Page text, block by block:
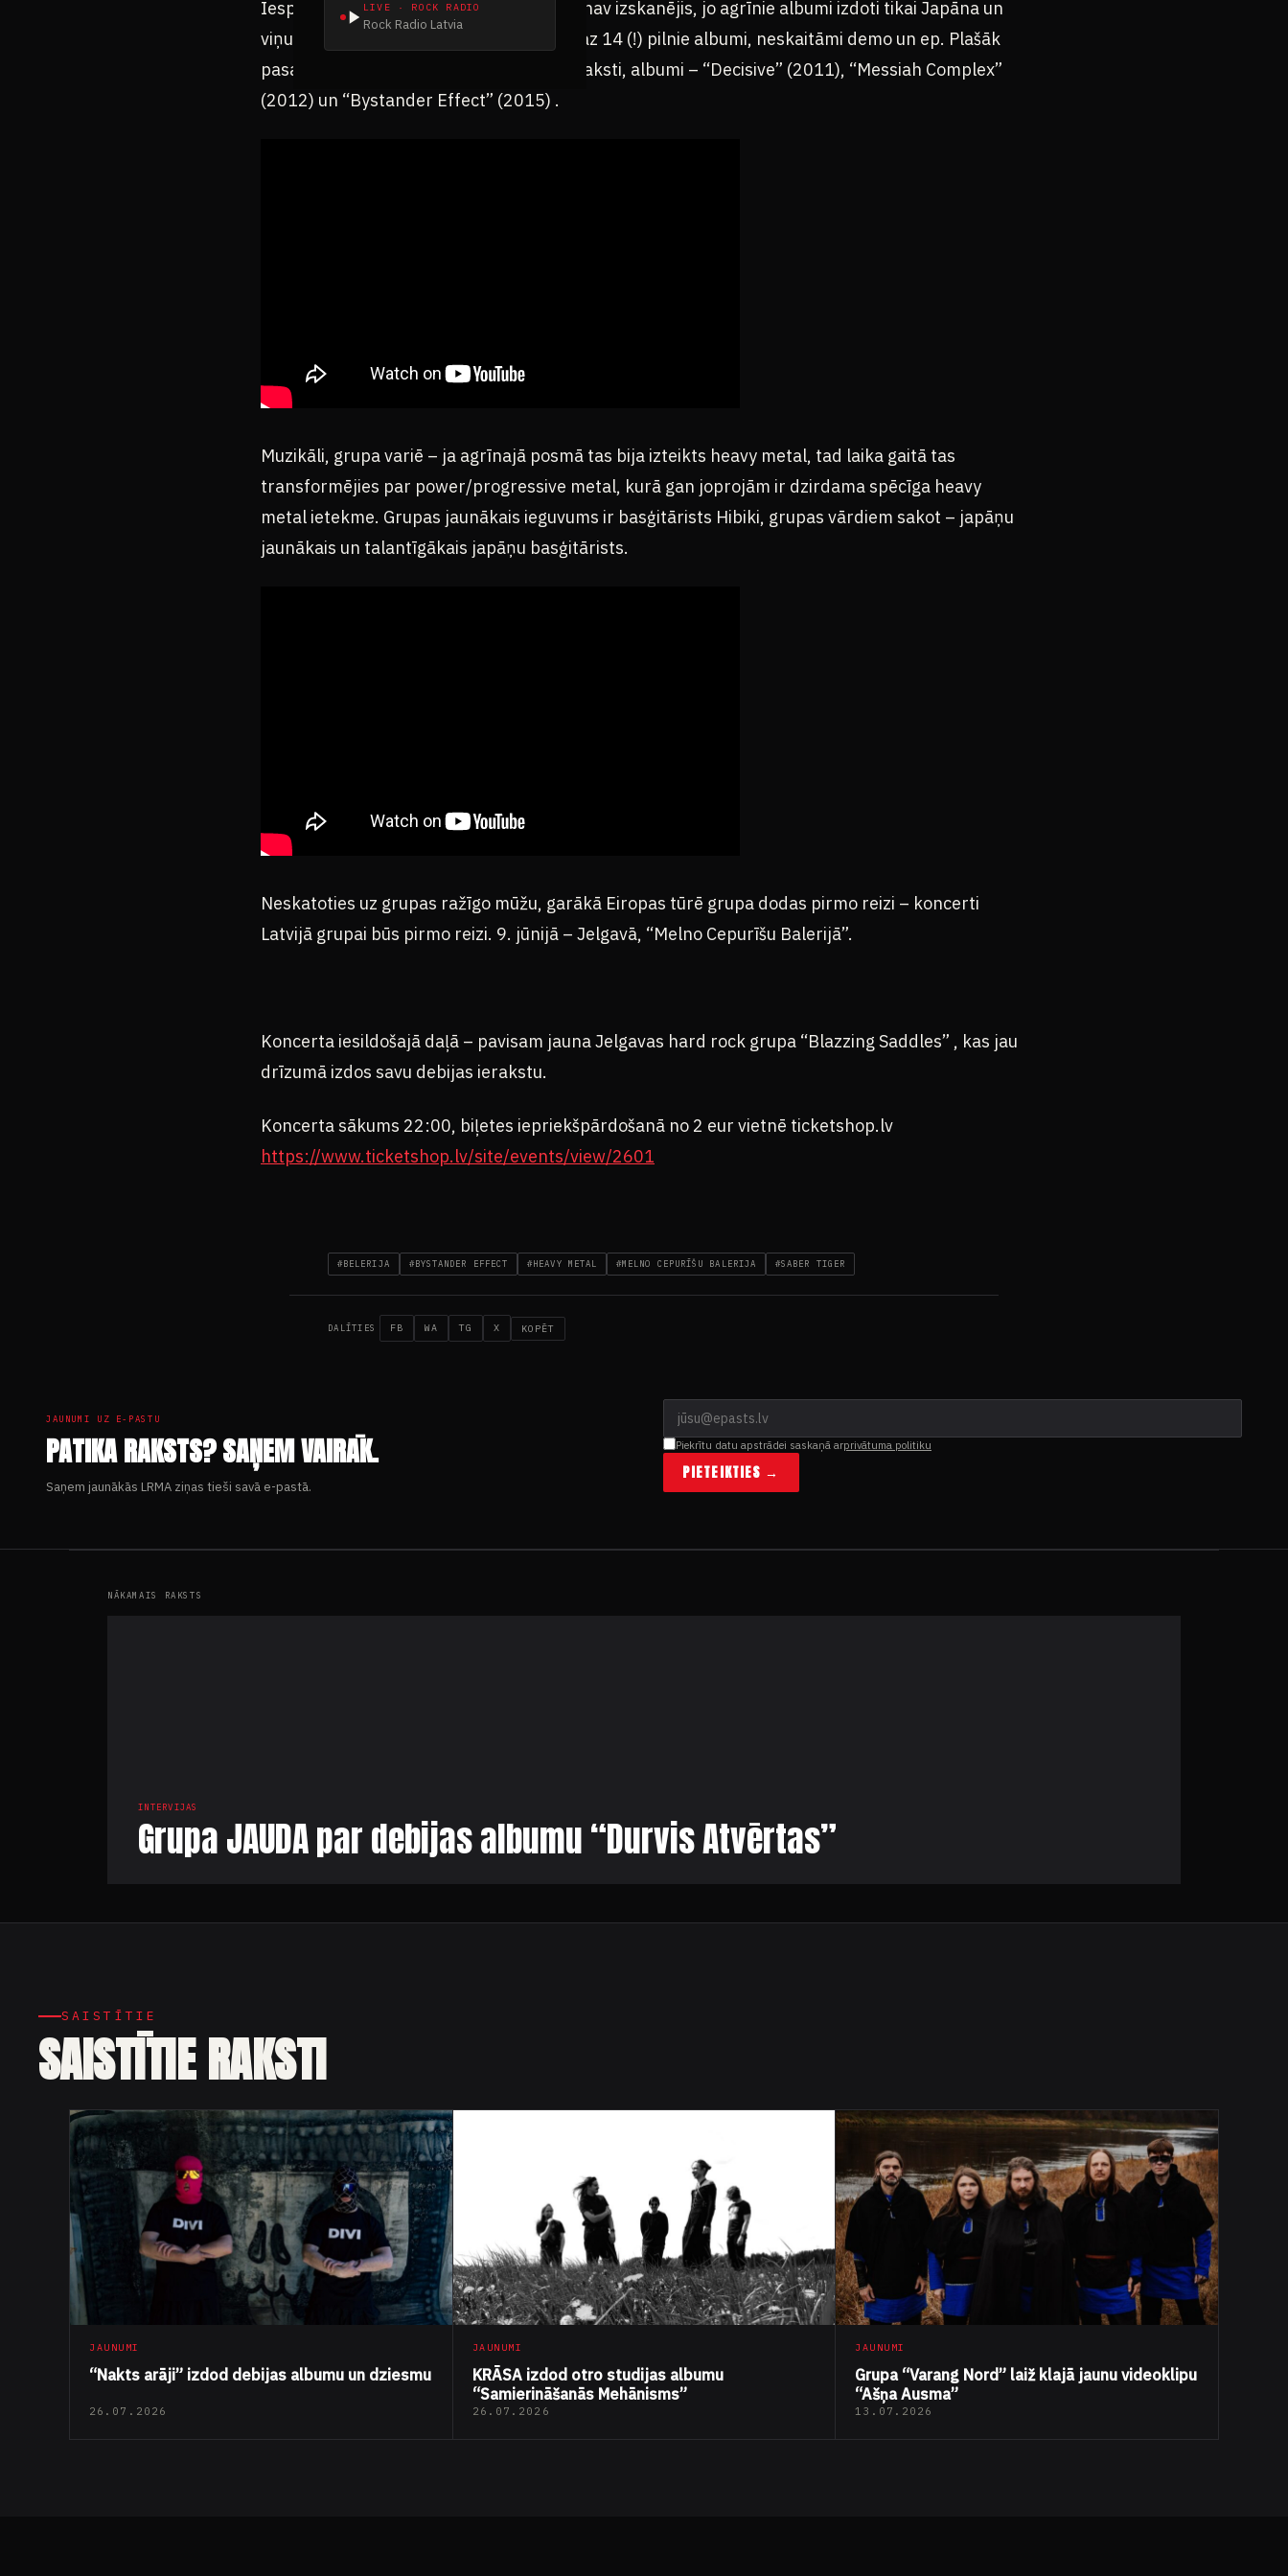
LIVE · ROCK RADIO
Rock Radio Latvia
Iespējams, plašāk pasaulē grupas vārds nav izskanējis, jo agrīnie albumi izdoti tikai Japāna un
viņu iekšējam tirgum. Grupas kontā vismaz 14 (!) pilnie albumi, neskaitāmi demo un ep. Plašāk
pasaulē izskanējuši viņu vēlīnā posma ieraksti, albumi – “Decisive” (2011), “Messiah Complex”
(2012) un “Bystander Effect” (2015) .
Muzikāli, grupa variē – ja agrīnajā posmā tas bija izteikts heavy metal, tad laika gaitā tas
transformējies par power/progressive metal, kurā gan joprojām ir dzirdama spēcīga heavy
metal ietekme. Grupas jaunākais ieguvums ir basģitārists Hibiki, grupas vārdiem sakot – japāņu
jaunākais un talantīgākais japāņu basģitārists.
Neskatoties uz grupas ražīgo mūžu, garākā Eiropas tūrē grupa dodas pirmo reizi – koncerti
Latvijā grupai būs pirmo reizi. 9. jūnijā – Jelgavā, “Melno Cepurīšu Balerijā”.
Koncerta iesildošajā daļā – pavisam jauna Jelgavas hard rock grupa “Blazzing Saddles” , kas jau
drīzumā izdos savu debijas ierakstu.
Koncerta sākums 22:00, biļetes iepriekšpārdošanā no 2 eur vietnē ticketshop.lv
https://www.ticketshop.lv/site/events/view/2601
#BELERIJA #BYSTANDER EFFECT #HEAVY METAL #MELNO CEPURĪŠU BALERIJA #SABER TIGER
DALĪTIES FB WA TG X KOPĒT
JAUNUMI UZ E-PASTU
PATIKA RAKSTS? SAŅEM VAIRĀK.
Saņem jaunākās LRMA ziņas tieši savā e-pastā.
Piekrītu datu apstrādei saskaņā arprivātuma politiku
PIETEIKTIES →
NĀKAMAIS RAKSTS
INTERVIJAS
Grupa JAUDA par debijas albumu “Durvis Atvērtas”
SAISTĪTIE
SAISTĪTIE RAKSTI
JAUNUMI
“Nakts arāji” izdod debijas albumu un dziesmu
26.07.2026
JAUNUMI
KRĀSA izdod otro studijas albumu
“Samierināšanās Mehānisms”
26.07.2026
JAUNUMI
Grupa “Varang Nord” laiž klajā jaunu videoklipu
“Ašņa Ausma”
13.07.2026